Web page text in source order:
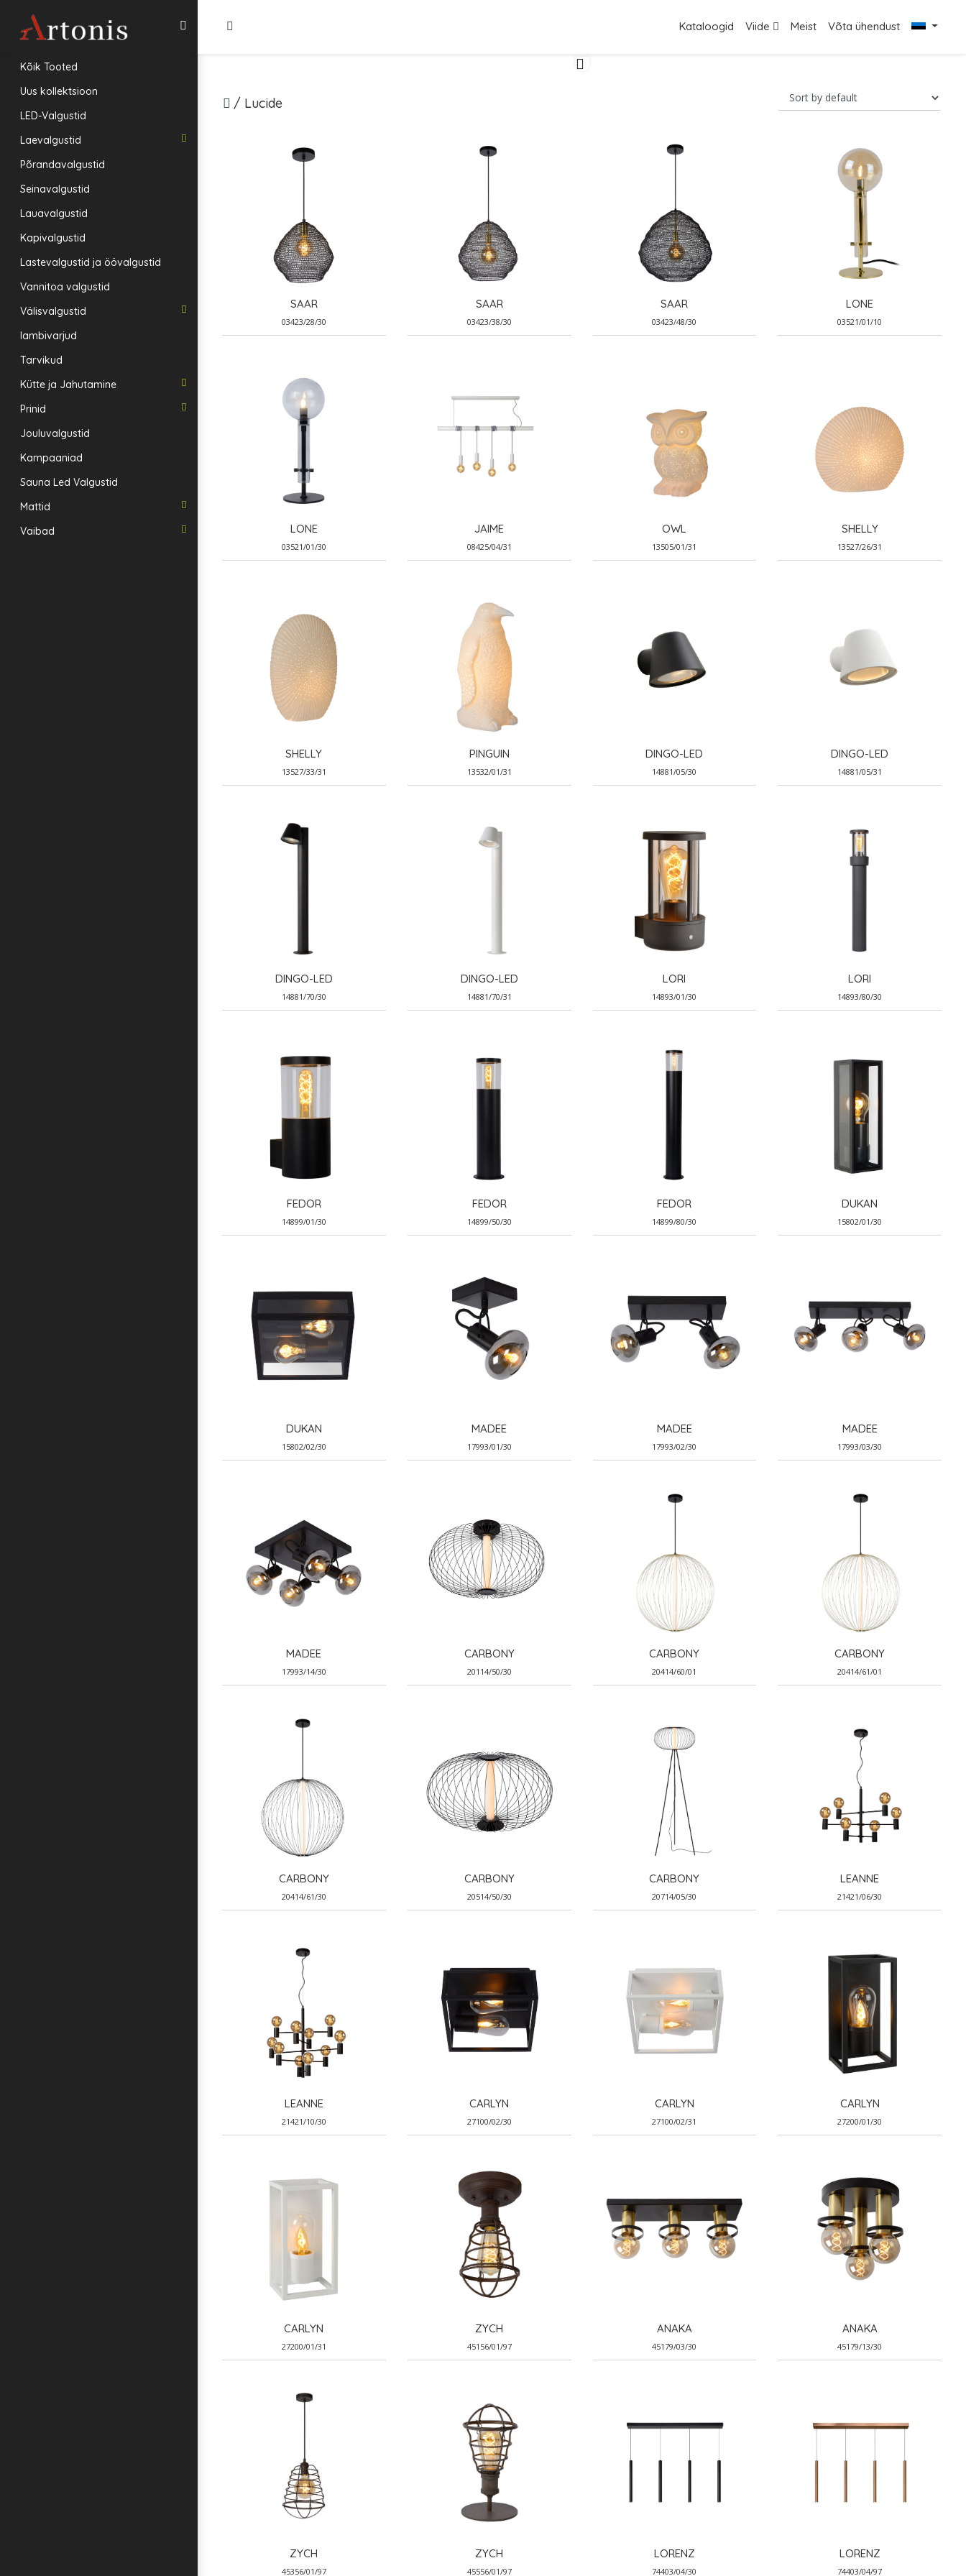
Kataloogid Viide Meist Võta ühendust
Kõik Tooted
Uus kollektsioon
LED-Valgustid
Laevalgustid
Põrandavalgustid
Seinavalgustid
Lauavalgustid
Kapivalgustid
Lastevalgustid ja öövalgustid
Vannitoa valgustid
Välisvalgustid
lambivarjud
Tarvikud
Kütte ja Jahutamine
Prinid
Jouluvalgustid
Kampaaniad
Sauna Led Valgustid
Mattid
Vaibad
/ Lucide
SAAR
03423/28/30
SAAR
03423/38/30
SAAR
03423/48/30
LONE
03521/01/10
LONE
03521/01/30
JAIME
08425/04/31
OWL
13505/01/31
SHELLY
13527/26/31
SHELLY
13527/33/31
PINGUIN
13532/01/31
DINGO-LED
14881/05/30
DINGO-LED
14881/05/31
DINGO-LED
14881/70/30
DINGO-LED
14881/70/31
LORI
14893/01/30
LORI
14893/80/30
FEDOR
14899/01/30
FEDOR
14899/50/30
FEDOR
14899/80/30
DUKAN
15802/01/30
DUKAN
15802/02/30
MADEE
17993/01/30
MADEE
17993/02/30
MADEE
17993/03/30
MADEE
17993/14/30
CARBONY
20114/50/30
CARBONY
20414/60/01
CARBONY
20414/61/01
CARBONY
20414/61/30
CARBONY
20514/50/30
CARBONY
20714/05/30
LEANNE
21421/06/30
LEANNE
21421/10/30
CARLYN
27100/02/30
CARLYN
27100/02/31
CARLYN
27200/01/30
CARLYN
27200/01/31
ZYCH
45156/01/97
ANAKA
45179/03/30
ANAKA
45179/13/30
ZYCH
45356/01/97
ZYCH
45556/01/97
LORENZ
74403/04/30
LORENZ
74403/04/97